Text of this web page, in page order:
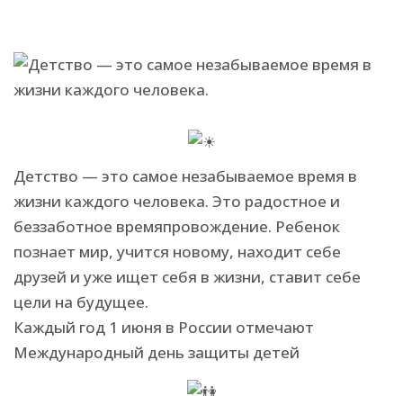
Детство — это самое незабываемое время в
жизни каждого человека. Это радостное и
беззаботное времяпровождение. Ребенок
познает мир, учится новому, находит себе
друзей и уже ищет себя в жизни, ставит себе
цели на будущее.
Каждый год 1 июня в России отмечают
Международный день защиты детей